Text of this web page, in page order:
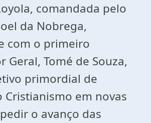
comandada pelo
da Nobrega,
com o primeiro
Geral, Tomé de Souza,
primordial de
Cristianismo em novas
o avanço das